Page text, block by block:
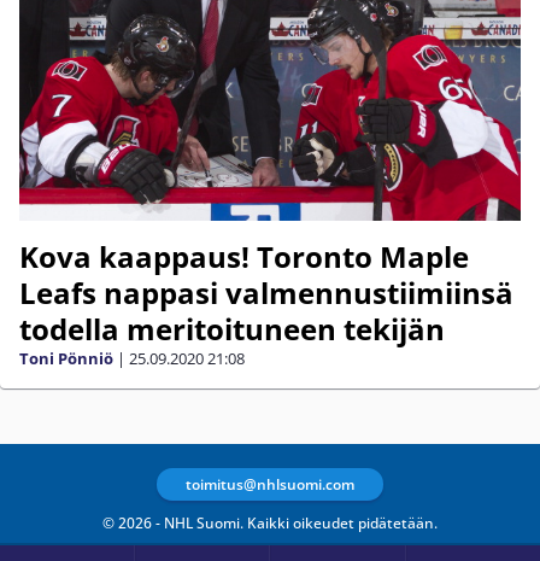
Kova kaappaus! Toronto Maple
Leafs nappasi valmennustiimiinsä
todella meritoituneen tekijän
Toni Pönniö | 25.09.202021:08
© 2026 - NHL Suomi. Kaikki oikeudet pidätetään.
toimitus@nhlsuomi.com